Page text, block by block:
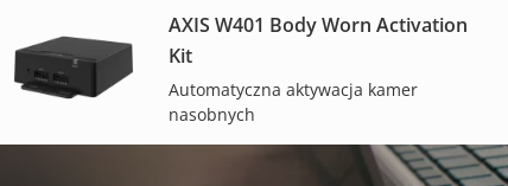
AXIS W401 Body Worn Activation
Kit
Automatyczna aktywacja kamer
nasobnych
POKAŻ